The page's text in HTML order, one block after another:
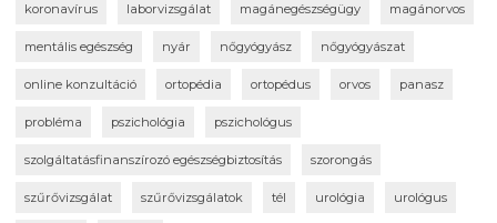
koronavírus laborvizsgálat magánegészségügy magánorvos
mentális egészség nyár nőgyógyász nőgyógyászat
online konzultáció ortopédia ortopédus orvos panasz
probléma pszichológia pszichológus
szolgáltatásfinanszírozó egészségbiztosítás szorongás
szűrővizsgálat szűrővizsgálatok tél urológia urológus